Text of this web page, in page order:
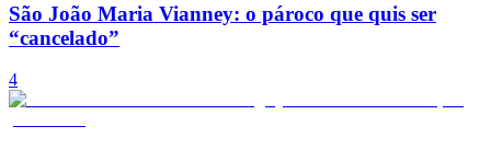
São João Maria Vianney: o pároco que quis ser
“cancelado”
4